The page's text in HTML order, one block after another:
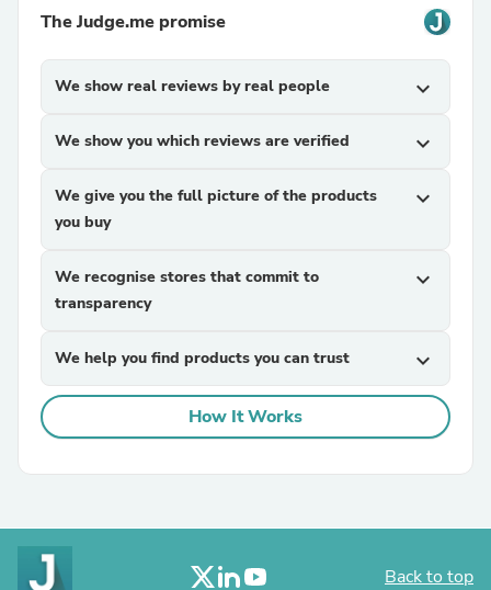
The Judge.me promise
We show real reviews by real people expand_more
We show you which reviews are verified expand_more
We give you the full picture of the products
you buy
expand_more
We recognise stores that commit to
transparency
expand_more
We help you find products you can trust expand_more
How It Works
Back to top